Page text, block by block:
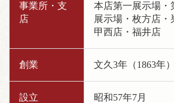
事業所・支
店
本店第一展示場・
展示場・枚方店・
甲西店・福井店
創業 文久3年（1863年）
設立 昭和57年7月